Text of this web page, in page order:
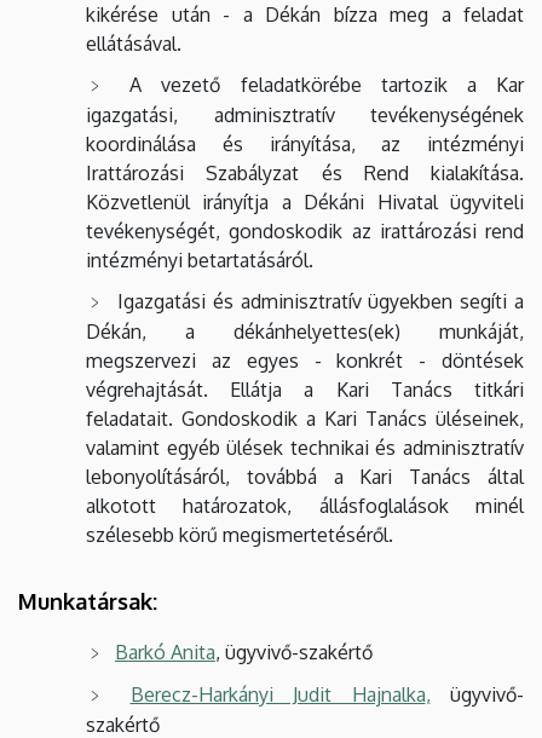
kikérése után - a Dékán bízza meg a feladat
ellátásával.
A vezető feladatkörébe tartozik a Kar
igazgatási, adminisztratív tevékenységének
koordinálása és irányítása, az intézményi
Irattározási Szabályzat és Rend kialakítása.
Közvetlenül irányítja a Dékáni Hivatal ügyviteli
tevékenységét, gondoskodik az irattározási rend
intézményi betartatásáról.
Igazgatási és adminisztratív ügyekben segíti a
Dékán, a dékánhelyettes(ek) munkáját,
megszervezi az egyes - konkrét - döntések
végrehajtását. Ellátja a Kari Tanács titkári
feladatait. Gondoskodik a Kari Tanács üléseinek,
valamint egyéb ülések technikai és adminisztratív
lebonyolításáról, továbbá a Kari Tanács által
alkotott határozatok, állásfoglalások minél
szélesebb körű megismertetéséről.
Munkatársak:
Barkó Anita, ügyvivő-szakértő
Berecz-Harkányi Judit Hajnalka, ügyvivő-
szakértő